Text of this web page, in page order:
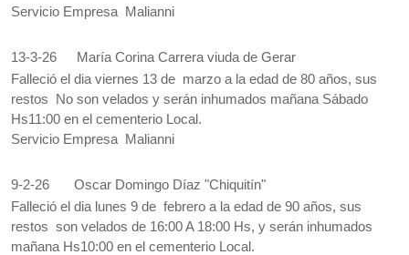
Servicio Empresa Malianni
13-3-26
María Corina Carrera viuda de Gerar
Falleció el dia viernes 13 de marzo a la edad de 80 años, sus
restos No son velados y serán inhumados mañana Sábado
Hs11:00 en el cementerio Local.
Servicio Empresa Malianni
9-2-26
Oscar Domingo Díaz "Chiquitín"
Falleció el dia lunes 9 de febrero a la edad de 90 años, sus
restos son velados de 16:00 A 18:00 Hs, y serán inhumados
mañana Hs10:00 en el cementerio Local.